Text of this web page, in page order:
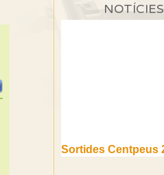
NOTÍCIES
(1a part)